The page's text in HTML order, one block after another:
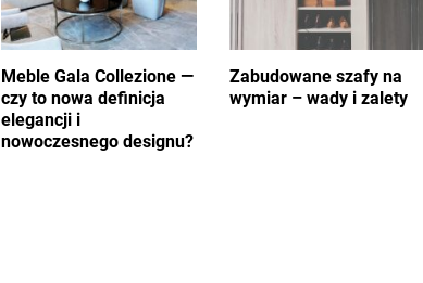
Meble Gala Collezione —
czy to nowa definicja
elegancji i
nowoczesnego designu?
Zabudowane szafy na
wymiar – wady i zalety